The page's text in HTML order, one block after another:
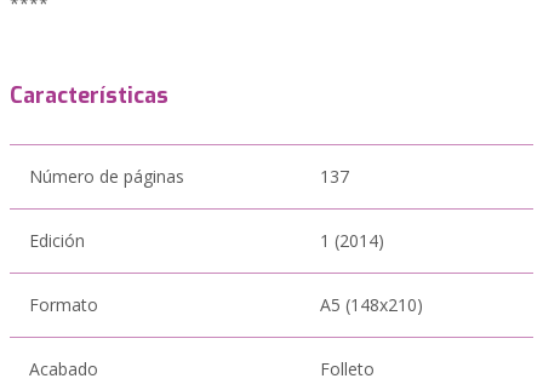
Características
Número de páginas 137
Edición 1 (2014)
Formato A5 (148x210)
Acabado Folleto